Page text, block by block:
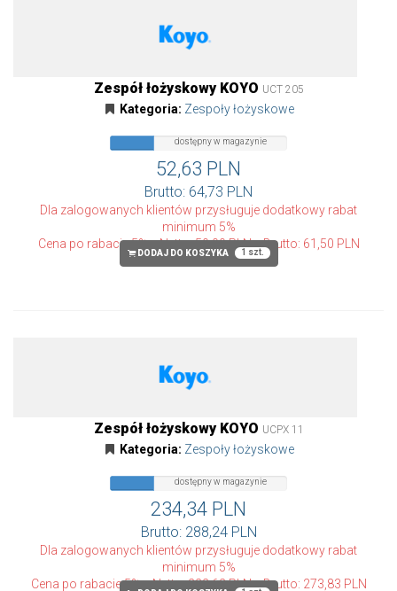
Zespół łożyskowy KOYO UCT 205
Kategoria: Zespoły łożyskowe
w
magazynie
dostępny w magazynie
52,63 PLN
Brutto: 64,73 PLN
Dla zalogowanych klientów przysługuje dodatkowy rabat
minimum 5%
Cena po rabacie 5%
Netto: 50,00 PLN Brutto: 61,50 PLN
DODAJ DO KOSZYKA 1 szt.
Zespół łożyskowy KOYO UCPX 11
Kategoria: Zespoły łożyskowe
w
magazynie
dostępny w magazynie
234,34 PLN
Brutto: 288,24 PLN
Dla zalogowanych klientów przysługuje dodatkowy rabat
minimum 5%
Cena po rabacie 5%
Netto: 222,62 PLN Brutto: 273,83 PLN